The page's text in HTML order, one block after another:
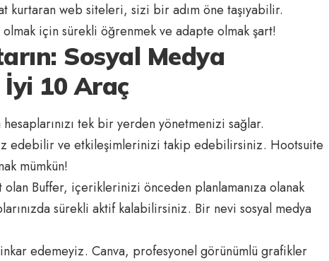
kurtaran web siteleri, sizi bir adım öne taşıyabilir.
olmak için sürekli öğrenmek ve adapte olmak şart!
Sosyal Medya
10 Araç
tek bir yerden yönetmenizi sağlar.
edebilir ve etkileşimlerinizi takip edebilirsiniz. Hootsuite
mümkün!
olan Buffer, içeriklerinizi önceden planlamanıza olanak
sürekli aktif kalabilirsiniz. Bir nevi sosyal medya
edemeyiz. Canva, profesyonel görünümlü grafikler